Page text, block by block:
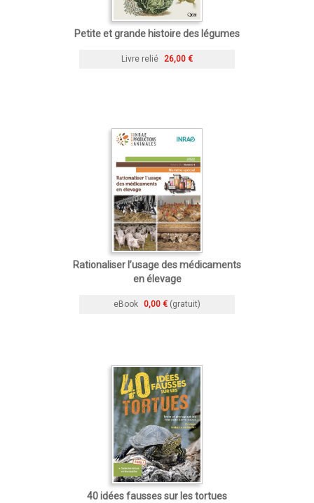
Petite et grande histoire des légumes
Livre relié 26,00 €
Rationaliser l’usage des médicaments
en élevage
eBook 0,00 € (gratuit)
40 idées fausses sur les tortues